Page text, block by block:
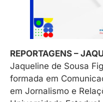
REPORTAGENS –
Jaqueline de Sousa
formada em
em Jornalismo e